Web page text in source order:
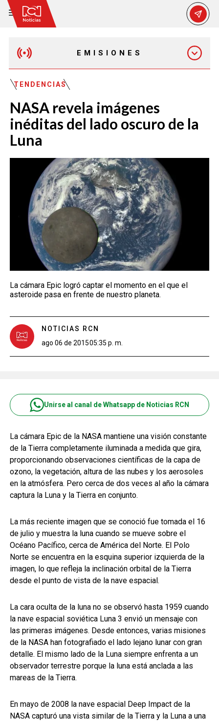
EMISIONES
MAÑANA EXPRESS
EMISIÓN 12:30 PM
EMISIÓN 11:30 PM
TENDENCIAS
NASA revela imágenes
inéditas del lado oscuro de la
Luna
La cámara Epic logró captar el momento en el que el
asteroide pasa en frente de nuestro planeta.
NOTICIAS RCN
ago 06 de 201505:35 p. m.
Unirse al canal de Whatsapp de Noticias RCN
La cámara Epic de la NASA mantiene una visión constante
de la Tierra completamente iluminada a medida que gira,
proporcionando observaciones científicas de la capa de
ozono, la vegetación, altura de las nubes y los aerosoles
en la atmósfera. Pero cerca de dos veces al año la cámara
captura la Luna y la Tierra en conjunto.
La más reciente imagen que se conoció fue tomada el 16
de julio y muestra la luna cuando se mueve sobre el
Océano Pacífico, cerca de América del Norte. El Polo
Norte se encuentra en la esquina superior izquierda de la
imagen, lo que refleja la inclinación orbital de la Tierra
desde el punto de vista de la nave espacial.
La cara oculta de la luna no se observó hasta 1959 cuando
la nave espacial soviética Luna 3 envió un mensaje con
las primeras imágenes. Desde entonces, varias misiones
de la NASA han fotografiado el lado lejano lunar con gran
detalle. El mismo lado de la Luna siempre enfrenta a un
observador terrestre porque la luna está anclada a las
mareas de la Tierra.
En mayo de 2008 la nave espacial Deep Impact de la
NASA capturó una vista similar de la Tierra y la Luna a una